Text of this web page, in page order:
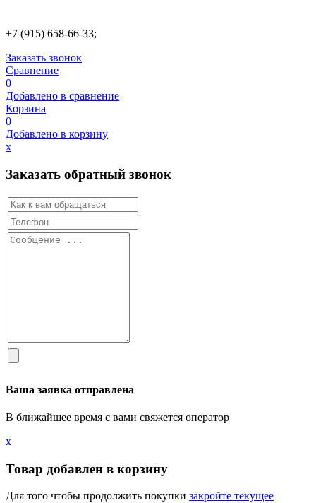
+7 (915) 658-66-33;
Заказать звонок
Сравнение
0
Добавлено в сравнение
Корзина
0
Добавлено в корзину
х
Заказать обратный звонок
Ваша заявка отправлена
В ближайшее время с вами свяжется оператор
х
Товар добавлен в корзину
Для того чтобы продолжить покупки закройте текущее